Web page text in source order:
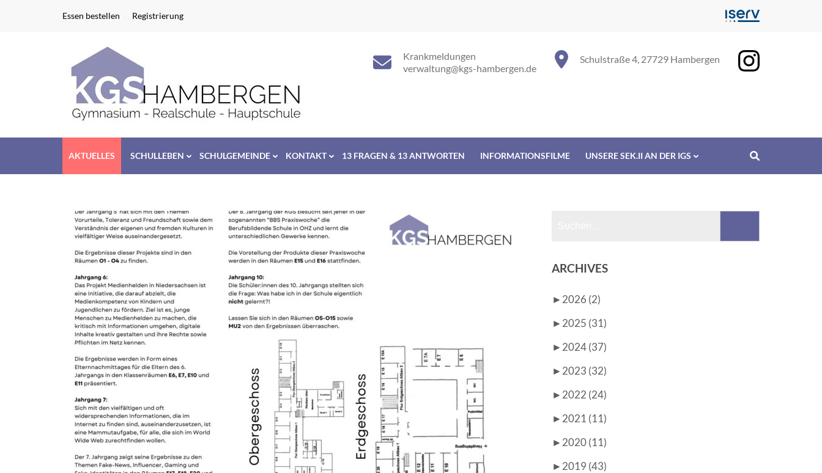
Essen bestellen Registrierung
Schulstraße 4, 27729 Hambergen
Krankmeldungen
verwaltung@kgs-hambergen.de
AKTUELLES SCHULLEBEN SCHULGEMEINDE KONTAKT 13 FRAGEN & 13 ANTWORTEN INFORMATIONSFILME UNSERE SEK.II AN DER IGS
ARCHIVES
► 2026 (2)
► 2025 (31)
► 2024 (37)
► 2023 (32)
► 2022 (24)
► 2021 (11)
► 2020 (11)
► 2019 (43)